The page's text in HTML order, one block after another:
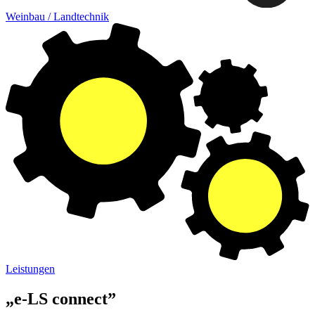
Weinbau / Landtechnik
Leistungen
„e-LS connect”